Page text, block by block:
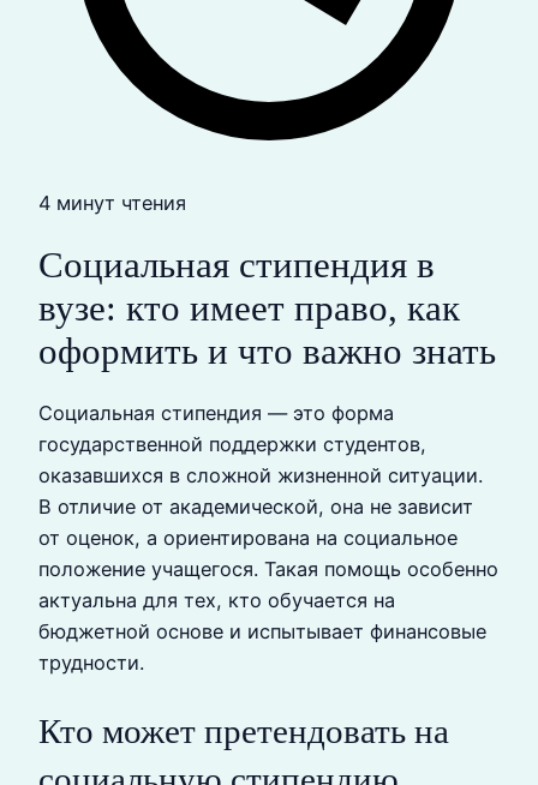
4 минут чтения
Социальная стипендия в
вузе: кто имеет право, как
оформить и что важно знать
Социальная стипендия — это форма
государственной поддержки студентов,
оказавшихся в сложной жизненной ситуации.
В отличие от академической, она не зависит
от оценок, а ориентирована на социальное
положение учащегося. Такая помощь особенно
актуальна для тех, кто обучается на
бюджетной основе и испытывает финансовые
трудности.
Кто может претендовать на